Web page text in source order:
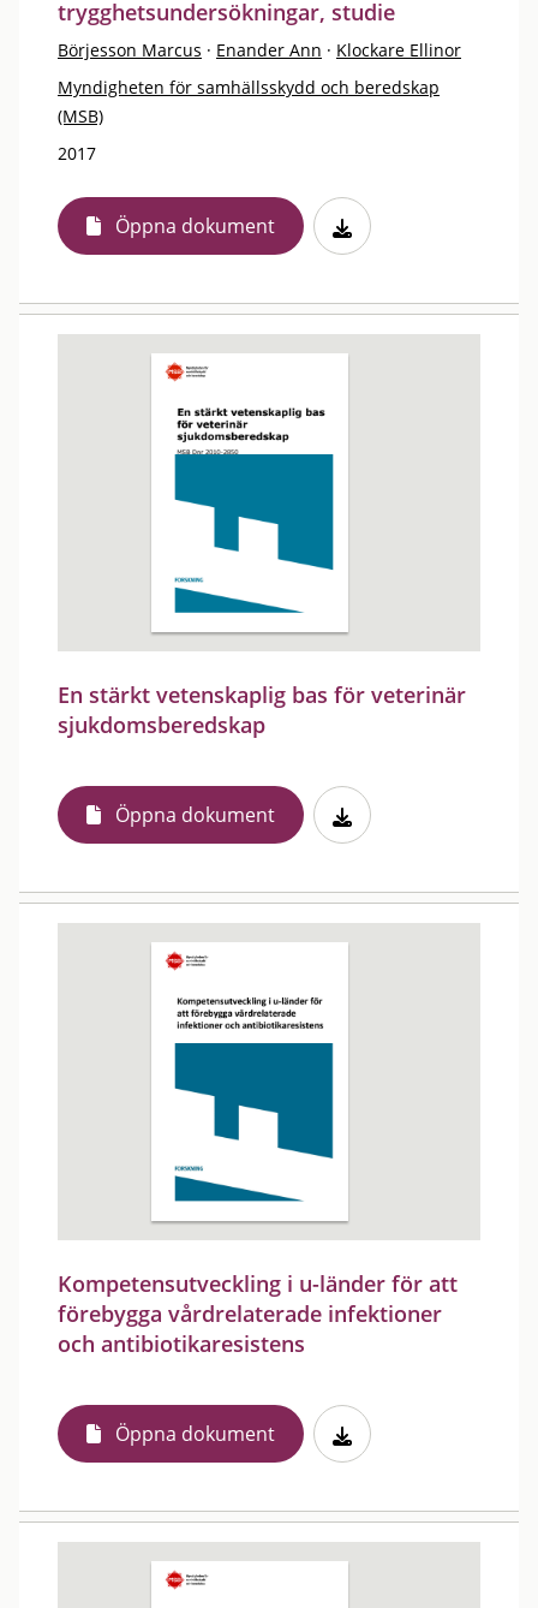
trygghetsundersökningar, studie
Börjesson Marcus · Enander Ann · Klockare Ellinor
Myndigheten för samhällsskydd och beredskap
(MSB)
2017
Öppna dokument
En stärkt vetenskaplig bas för veterinär
sjukdomsberedskap
Öppna dokument
Kompetensutveckling i u-länder för att
förebygga vårdrelaterade infektioner
och antibiotikaresistens
Öppna dokument